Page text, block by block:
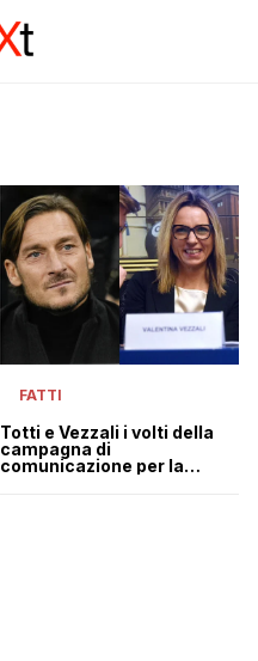
FATTI
Totti e Vezzali i volti della
campagna di
comunicazione per la